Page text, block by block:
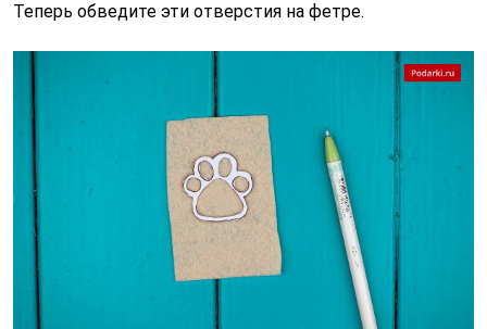
Теперь обведите эти отверстия на фетре.